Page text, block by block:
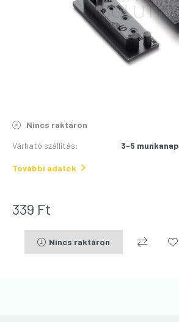
Nincs raktáron
Várható szállítás: 3-5 munkanap
További adatok
339 Ft
Nincs raktáron